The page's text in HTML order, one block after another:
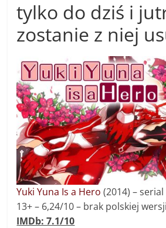
tylko do dziś i
zostanie z niej
Yuki Yuna Is a Hero (2014) – serial
13+ – 6,24/10 – brak polskiej
IMDb: 7.1/10